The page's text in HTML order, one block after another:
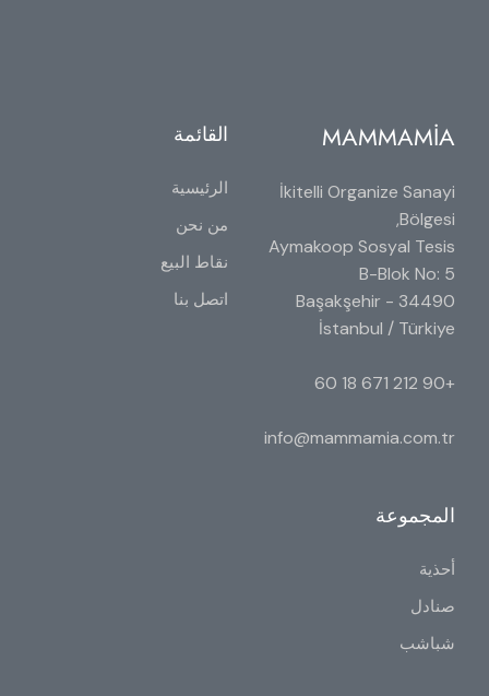
MAMMAMİA
İkitelli Organize Sanayi
Bölgesi,
Aymakoop Sosyal Tesis
B-Blok No: 5
34490 Başakşehir -
İstanbul / Türkiye
+90 212 671 18 60
info@mammamia.com.tr
القائمة
الرئيسية
من نحن
نقاط البيع
اتصل بنا
المجموعة
أحذية
صنادل
شباشب